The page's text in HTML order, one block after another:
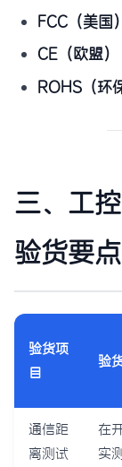
FCC（美国）
CE（欧盟）
ROHS（环
三、工
验货要点
验货项
目
验
通信距
离测试
在
实